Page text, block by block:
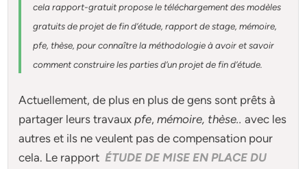
cela rapport-gratuitpropose le téléchargement des modèles
gratuits de projet de fin d’étude, rapport de stage, mémoire,
pfe, thèse, pour connaître la méthodologie à avoir et savoir
comment construire les parties d’un projet de fin d’étude
Actuellement, de plus en plus de gens sont prêts à
partager leurs travauxpfe,mémoire, thèse.. avec les
autres et ils ne veulent pas de compensation pour
cela. Le rapportÉTUDE DE MISE EN PLACE DU